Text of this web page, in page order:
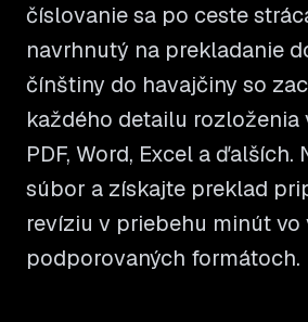
číslovanie sa po ceste
navrhnutý na prekladanie
čínštiny do havajčiny so
každého detailu rozloženia
PDF, Word, Excel a ďalších.
súbor a získajte preklad
revíziu v priebehu minút vo
podporovaných formátoch.